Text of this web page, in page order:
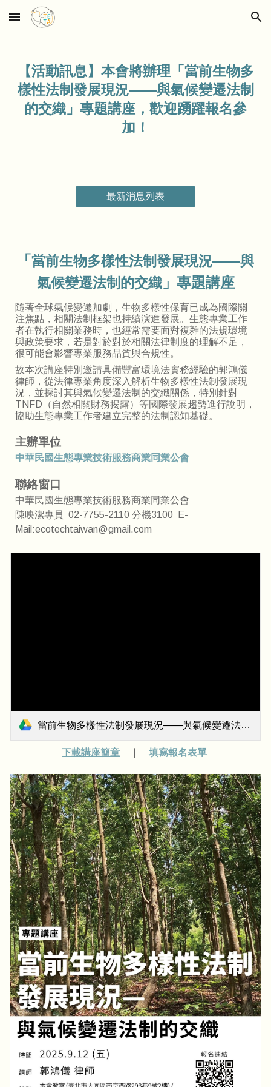
Skip to main content Skip to navigation
【活動訊息】本會將辦理「當前生物多
樣性法制發展現況——與氣候變遷法制
的交織 」專題講座，歡迎踴躍報名參
加！
最新消息列表
「 當前生物多樣性法制發展現況——與
氣候變遷法制的交織」專題講座
隨著全球氣候變遷加劇，生物多樣性保育已成為國際關
注焦點，相關法制框架也持續演進發展。生態專業工作
者在執行相關業務時，也經常需要面對複雜的法規環境
與政策要求，若是對於對於相關法律制度的理解不足，
很可能會影響專業服務品質與合規性。
故本次講座特別邀請具備豐富環境法實務經驗的郭鴻儀
律師，從法律專業角度深入解析生物多樣性法制發展現
況，並探討其與氣候變遷法制的交織關係，特別針對
TNFD（自然相關財務揭露）等國際發展趨勢進行說明，
協助生態專業工作者建立完整的法制認知基礎。
主辦單位
中華民國生態專業技術服務商業同業公會
聯絡窗口
中華民國生態專業技術服務商業同業公會
陳映潔專員 02-7755-2110 分機3100 E-
Mail:ecotechtaiwan@gmail.com
當前生物多樣性法制發展現況——與氣候變遷法制的交織_報名簡章.pdf
下載講座簡章 填寫報名表單